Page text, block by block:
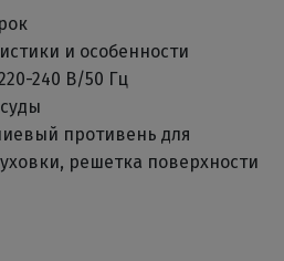
и особенности
240 В/50 Гц
противень для
решетка поверхности